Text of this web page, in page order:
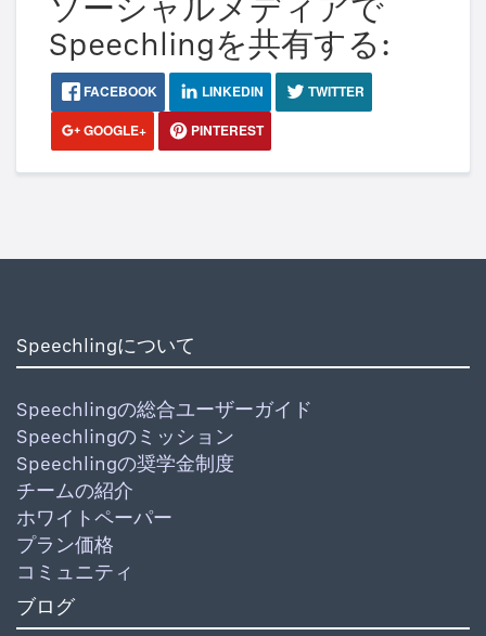
ソーシャルメディアで
Speechlingを共有する:
FACEBOOK LINKEDIN
TWITTER
GOOGLE+
PINTEREST
Speechlingについて
Speechlingの総合ユーザーガイド
Speechlingのミッション
Speechlingの奨学金制度
チームの紹介
ホワイトペーパー
プラン価格
コミュニティ
ブログ